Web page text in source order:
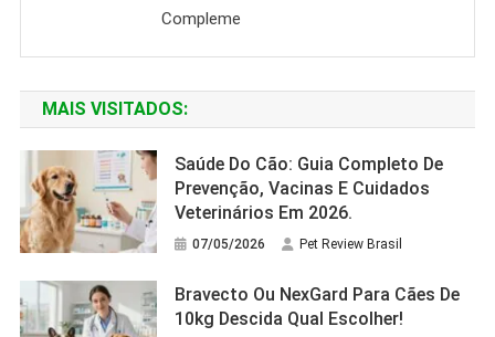
Compleme
MAIS VISITADOS:
Saúde Do Cão: Guia Completo De
Prevenção, Vacinas E Cuidados
Veterinários Em 2026.
07/05/2026 Pet Review Brasil
Bravecto Ou NexGard Para Cães De
10kg Descida Qual Escolher!